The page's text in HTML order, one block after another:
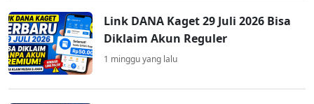
Link DANA Kaget 29 Juli 2026 Bisa
Diklaim Akun Reguler
1 minggu yang lalu